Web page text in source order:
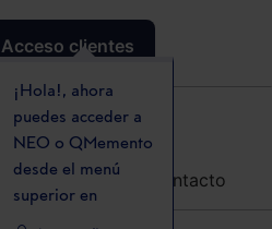
Acceso clientes
¡Hola!, ahora
puedes acceder a
NEO o QMemento
desde el menú
superior en
Agenda Contacto